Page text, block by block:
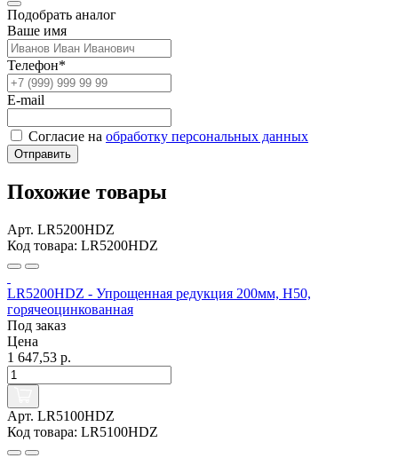
Подобрать аналог
Ваше имя
Телефон*
E-mail
Согласие на обработку персональных данных
Отправить
Похожие товары
Арт. LR5200HDZ
Код товара: LR5200HDZ
LR5200HDZ - Упрощенная редукция 200мм, Н50,
горячеоцинкованная
Под заказ
Цена
1 647,53 р.
Арт. LR5100HDZ
Код товара: LR5100HDZ